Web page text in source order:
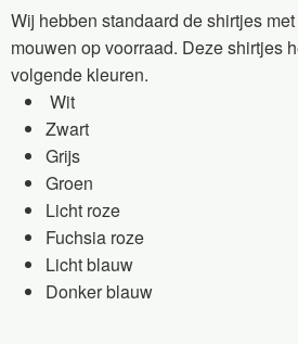
Wij hebben standaard de shirtjes
mouwen op voorraad. Deze shirtjes
volgende kleuren.
Wit
Zwart
Grijs
Groen
Licht roze
Fuchsia roze
Licht blauw
Donker blauw